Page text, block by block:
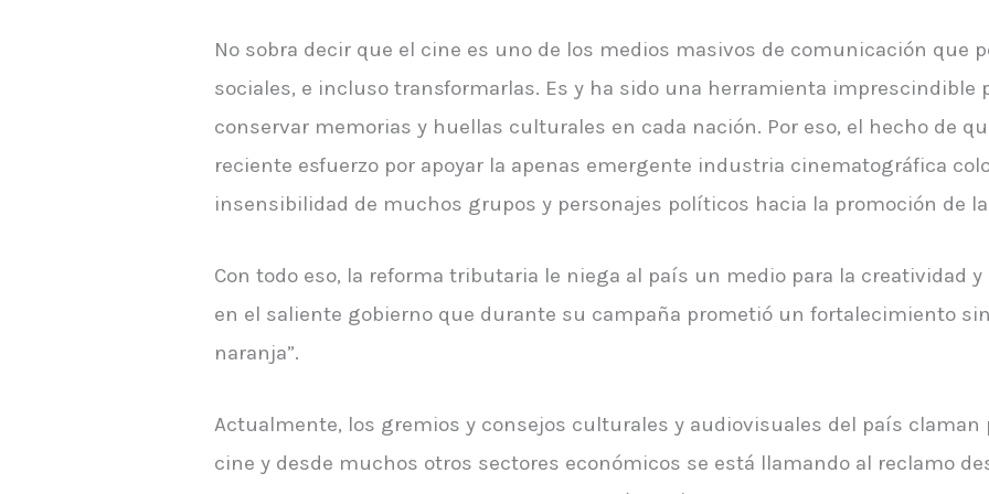
No sobra decir que el cine es uno de los medios masivos de comunicación que
sociales, e incluso transformarlas. Es y ha sido una herramienta imprescindible
conservar memorias y huellas culturales en cada nación. Por eso, el hecho de
reciente esfuerzo por apoyar la apenas emergente industria cinematográfica
insensibilidad de muchos grupos y personajes políticos hacia la promoción de
Con todo eso, la reforma tributaria le niega al país un medio para la creatividad
en el saliente gobierno que durante su campaña prometió un fortalecimiento
naranja”.
Actualmente, los gremios y consejos culturales y audiovisuales del país claman
cine y desde muchos otros sectores económicos se está llamando al reclamo